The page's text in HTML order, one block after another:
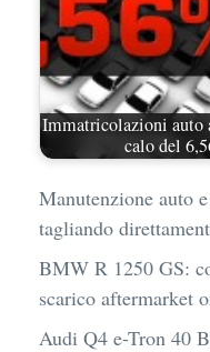
Immatricolazioni auto
calo del
Manutenzione auto
tagliando
BMW R 1250 GS:
scarico aftermarket
Audi Q4 e-Tron 40